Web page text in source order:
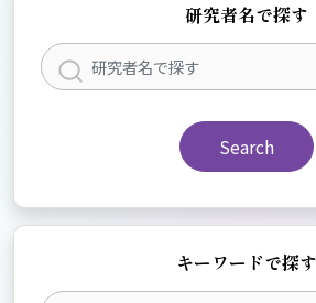
研究者名で探す
Search
キーワードで探す